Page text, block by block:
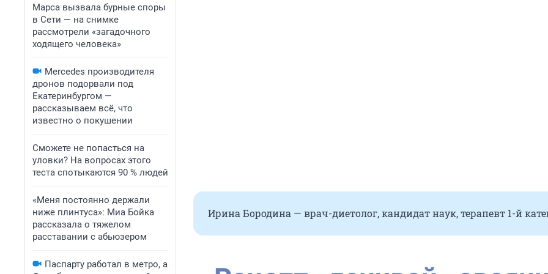
Марса вызвала бурные споры
в Сети — на снимке
рассмотрели «загадочного
ходящего человека»
Mercedes производителя
дронов подорвали под
Екатеринбургом —
рассказываем всё, что
известно о покушении
Сможете не попасться на
уловки? На вопросах этого
теста спотыкаются 90 % людей
«Меня постоянно держали
ниже плинтуса»: Миа Бойка
рассказала о тяжелом
расставании с абьюзером
Паспарту работал в метро, а
Ирина Бородина — врач-диетолог, кандидат наук, терапевт 1-й